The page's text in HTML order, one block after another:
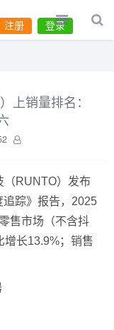
登录
注册
上销量排名：
（RUNTO）发布
踪》报告，2025
售市场（不含抖
增长13.9%；销售